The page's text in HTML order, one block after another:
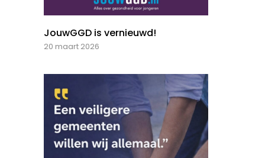
JouwGGD is vernieuwd!
20 maart 2026